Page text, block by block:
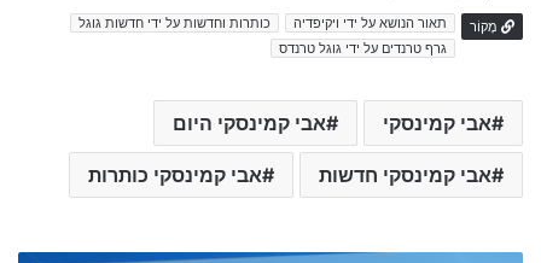
מָקוֹר תאור הנושא על ידי ויקיפדיה
כותרות וחדשות על ידי חדשות גוגל
גרף טרנדים על ידי גוגל טרנדס
אבי קמינסקי אבי קמינסקי היום
אבי קמינסקי חדשות אבי קמינסקי כותרות